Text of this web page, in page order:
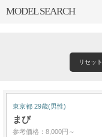
MODEL SEARCH
リセット
東京都 29歳(男性)
まび
参考価格：8,000円～